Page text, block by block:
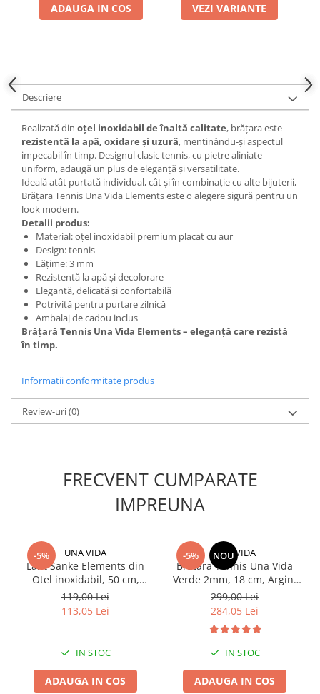
ADAUGA IN COS VEZI VARIANTE
Descriere
Realizată din oțel inoxidabil de înaltă calitate, brățara este
rezistentă la apă, oxidare și uzură, menținându-și aspectul
impecabil în timp. Designul clasic tennis, cu pietre aliniate
uniform, adaugă un plus de eleganță și versatilitate.
Ideală atât purtată individual, cât și în combinație cu alte bijuterii,
Brățara Tennis Una Vida Elements este o alegere sigură pentru un
look modern.
Detalii produs:
Material: oțel inoxidabil premium placat cu aur
Design: tennis
Lățime: 3 mm
Rezistentă la apă și decolorare
Elegantă, delicată și confortabilă
Potrivită pentru purtare zilnică
Ambalaj de cadou inclus
Brățară Tennis Una Vida Elements – eleganță care rezistă
în timp.
Informatii conformitate produs
Review-uri(0)
FRECVENT CUMPARATE
IMPREUNA
-5% UNA VIDA
Lant Sanke Elements din
Otel inoxidabil, 50 cm,
Unisex, GOLD
119,00 Lei
113,05 Lei
IN STOC
ADAUGA IN COS
-5% NOU
UNA VIDA
Bratara Tennis Una Vida
Verde 2mm, 18 cm, Argint
925
299,00 Lei
284,05 Lei
IN STOC
ADAUGA IN COS